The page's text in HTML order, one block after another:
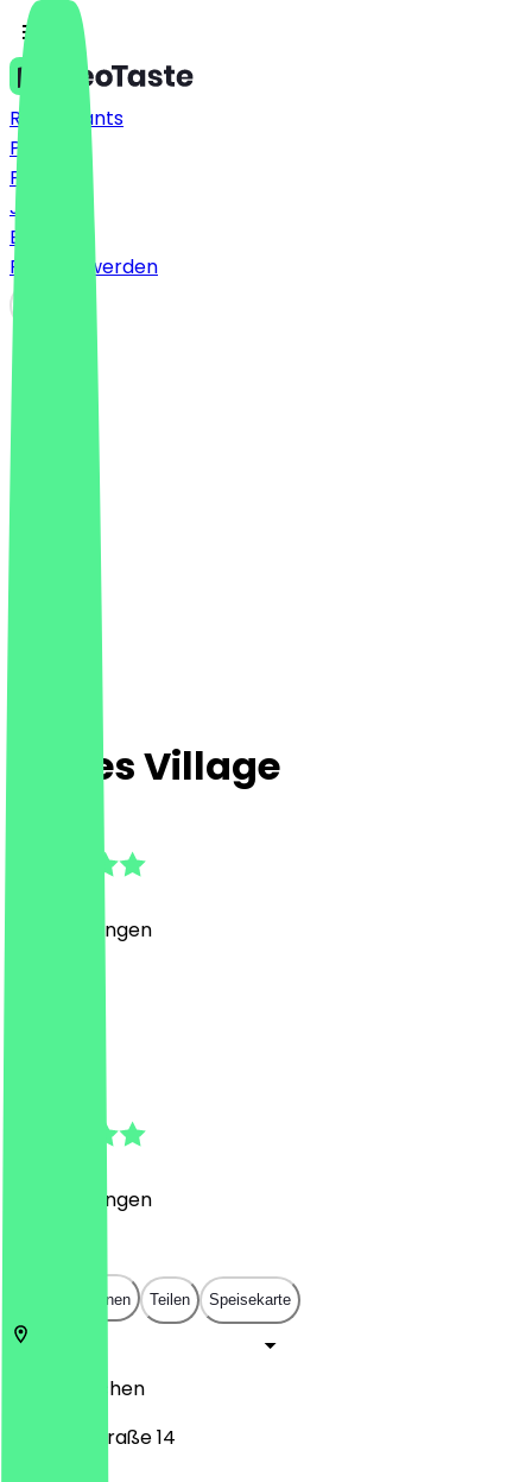
Restaurants
Preise
FAQ
Jobs
Blog
Partner werden
Spices Village
Bewertungen
Bewertungen
In App öffnen Teilen Speisekarte
Aachen
Jülicher Straße 14